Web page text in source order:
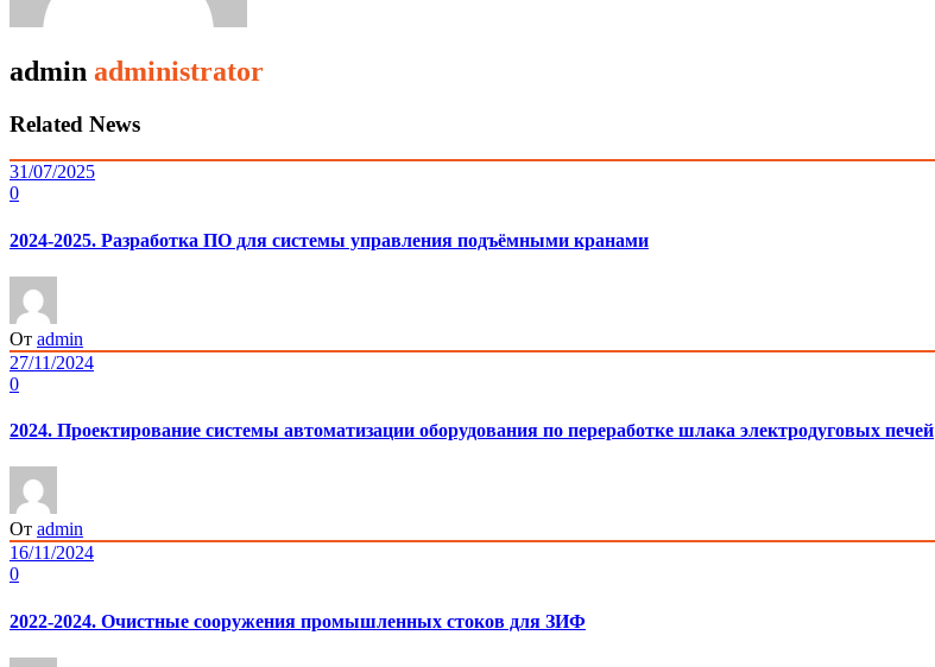
admin administrator
Related News
31/07/2025
0
2024-2025. Разработка ПО для системы управления подъёмными кранами
От admin
27/11/2024
0
2024. Проектирование системы автоматизации оборудования по переработке шлака электродуговых печей
От admin
16/11/2024
0
2022-2024. Очистные сооружения промышленных стоков для ЗИФ